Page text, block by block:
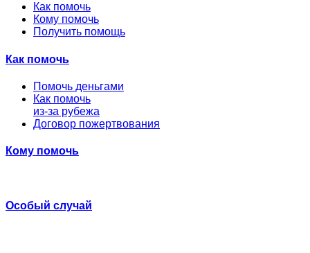
Как помочь
Кому помочь
Получить помощь
Как помочь
Помочь деньгами
Как помочь
из-за рубежа
Договор пожертвования
Кому помочь
Особый случай